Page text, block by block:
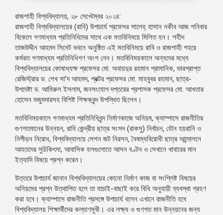
রাজশাহী বিশ্ববিদ্যালয়, ২৮ সেপ্টেম্বর ২০২৪:
রাজশাহী বিশ্ববিদ্যালয়ের (রাবি) উপাচার্য প্রফেসর সালেহ্ হাসান নকীব আজ শনিবার
বিকেলে গণমাধ্যম প্রতিনিধিদের সাথে এক মতবিনিময়ে মিলিত হন। শহীদ
তাজউদ্দীন আহমদ সিনেট ভবনে অনুষ্ঠিত এই মতবিনিময়ে রাবি ও রাজশাহী শহরে
কর্মরত গণমাধ্যম প্রতিনিধিগণ অংশ নেন। মতবিনিময়কালে অন্যদের মধ্যে
বিশ্ববিদ্যালয়ের কোষাধ্যক্ষ প্রফেসর মো. অবায়দুর রহমান প্রামানিক, ভারপ্রাপ্ত
রেজিস্ট্রার ড. শেখ সা’দ আহমদ, প্রক্টর প্রফেসর মো. মাহবুবর রহমান, ছাত্র-
উপদেষ্টা ড. আমিরুল ইসলাম, জনসংযোগ দপ্তরের প্রশাসক প্রফেসর মো. আখতার
হোসেন মজুমদারসহ বিশিষ্ট শিক্ষকবৃন্দ উপস্থিত ছিলেন।
মতবিনিময়কালে গণমাধ্যম প্রতিনিধিবৃন্দ নির্মাণকাজে অনিয়ম, ক্যাম্পাসে রাজনীতির
গুণগতমানের উন্নয়ন, রাবি কেন্দ্রীয় ছাত্র সংসদ (রাকসু) নির্বাচন, যৌন হয়রানি ও
নিপীড়ন নিরোধ, বিশ্ববিদ্যালয়ে সেশন জট নিরসন, বৈষম্যবিরোধী ছাত্র আন্দোলনে
আহতদের সুচিকিৎসা, আবাসিক হলগুলোতে আসন বণ্টন ও সেখানে খাবারের মান
ইত্যাদি বিষয়ে প্রশ্ন করেন।
উত্তরে উপাচার্য জানান বিশ্ববিদ্যালয়ের কোনো নির্মাণ কাজ বা সংশ্লিষ্ট বিষয়ের
অনিয়মের প্রশ্ন উত্থাপিত হলে তা যাচাই-বাছাই করে বিধি অনুযায়ী ব্যবস্থা গ্রহণ
করা হবে। ক্যাম্পাসে রাজনীতি প্রসঙ্গে উপাচার্য বলেন এখানে রাজনীতি হবে
বিশ্ববিদ্যালয় শিক্ষার্থীদের কল্যাণমুখী। এর লক্ষ্য ও গুণগত মান উন্নয়নের জন্য